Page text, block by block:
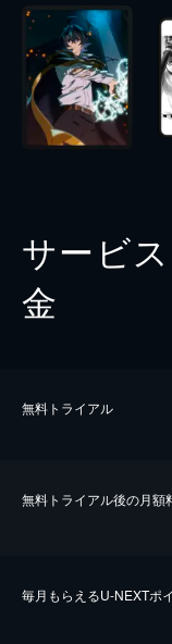
サービ
金
無料トライアル
無料トライアル後の⽉額
毎⽉もらえるU-NEXTポ